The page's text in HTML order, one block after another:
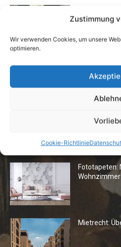
Zustimmung
Wir verwenden Cookies, um unsere
optimieren.
Cookie-Richtlinie
Einrichtung
Flexibilität im
7. Juli 2026
Die Redaktion empfiehlt
Fototapeten:
Wohnzimmer
Mietrecht: